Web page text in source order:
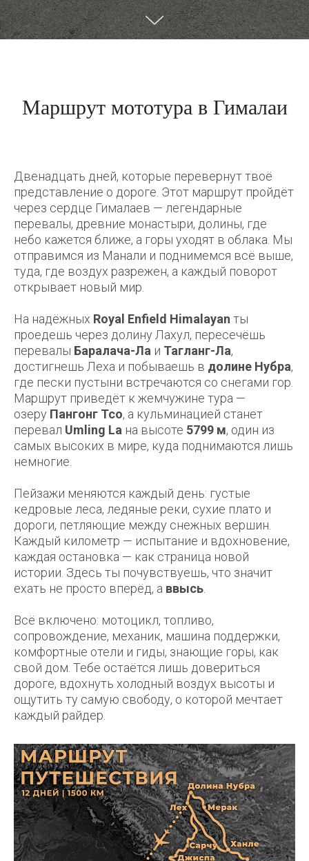
Маршрут мототура в Гималаи
Двенадцать дней, которые перевернут твоё
представление о дороге. Этот маршрут пройдёт
через сердце Гималаев — легендарные
перевалы, древние монастыри, долины, где
небо кажется ближе, а горы уходят в облака. Мы
отправимся из Манали и поднимемся всё выше,
туда, где воздух разрежен, а каждый поворот
открывает новый мир.
На надёжных Royal Enfield Himalayan ты
проедешь через долину Лахул, пересечёшь
перевалы Баралача-Ла и Тагланг-Ла,
достигнешь Леха и побываешь в долине Нубра,
где пески пустыни встречаются со снегами гор.
Маршрут приведёт к жемчужине тура —
озеру Пангонг Тсо, а кульминацией станет
перевал Umling La на высоте 5799 м, один из
самых высоких в мире, куда поднимаются лишь
немногие.
Пейзажи меняются каждый день: густые
кедровые леса, ледяные реки, сухие плато и
дороги, петляющие между снежных вершин.
Каждый километр — испытание и вдохновение,
каждая остановка — как страница новой
истории. Здесь ты почувствуешь, что значит
ехать не просто вперёд, а ввысь
Всё включено: мотоцикл, топливо,
сопровождение, механик, машина поддержки,
комфортные отели и гиды, знающие горы, как
свой дом. Тебе остаётся лишь довериться
дороге, вдохнуть холодный воздух высоты и
ощутить ту самую свободу, о которой мечтает
каждый райдер.